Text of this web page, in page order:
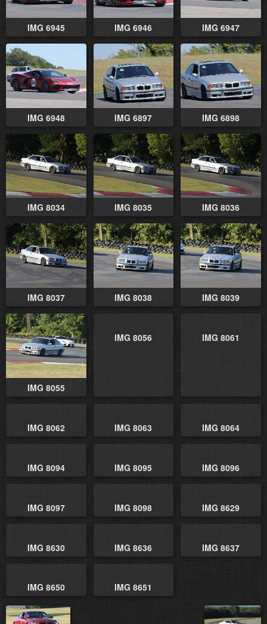
IMG 6945 IMG 6946 IMG 6947
IMG 6948 IMG 6897 IMG 6898
IMG 8034 IMG 8035 IMG 8036
IMG 8037 IMG 8038 IMG 8039
IMG 8055
IMG 8056 IMG 8061
IMG 8062 IMG 8063 IMG 8064
IMG 8094 IMG 8095 IMG 8096
IMG 8097 IMG 8098 IMG 8629
IMG 8630 IMG 8636 IMG 8637
IMG 8650 IMG 8651